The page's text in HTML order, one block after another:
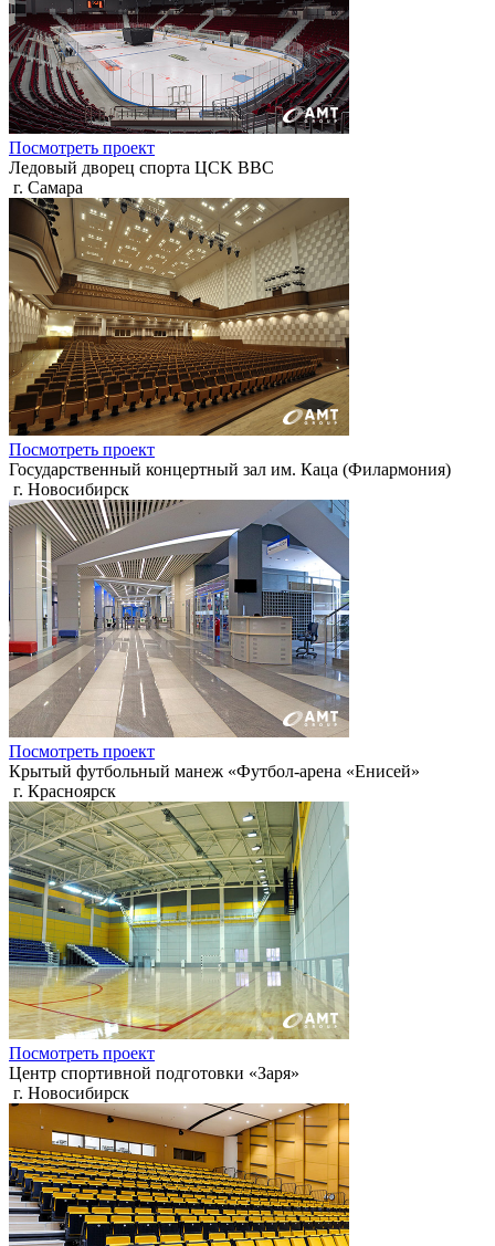
Посмотреть проект
Ледовый дворец спорта ЦСK ВВС
г. Самара
Посмотреть проект
Государственный концертный зал им. Каца (Филармония)
г. Новосибирск
Посмотреть проект
Крытый футбольный манеж «Футбол-арена «Енисей»
г. Красноярск
Посмотреть проект
Центр спортивной подготовки «Заря»
г. Новосибирск